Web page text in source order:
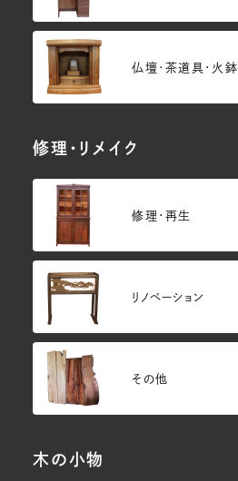
仏壇･茶道具・火鉢
修理・リメイク
修理・再生
リノベーション
その他
木の小物